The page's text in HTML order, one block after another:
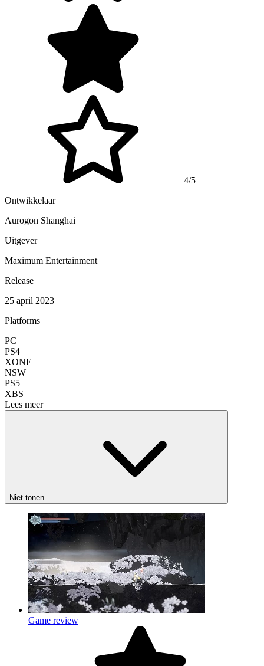
4/5
Ontwikkelaar
Aurogon Shanghai
Uitgever
Maximum Entertainment
Release
25 april 2023
Platforms
PC
PS4
XONE
NSW
PS5
XBS
Lees meer
Niet tonen
Game review